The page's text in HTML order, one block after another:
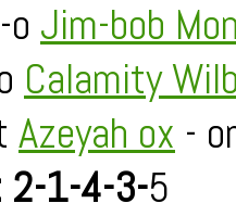
Jim-bob
Calamity
Azeyah ox -
2-1-4-3-5